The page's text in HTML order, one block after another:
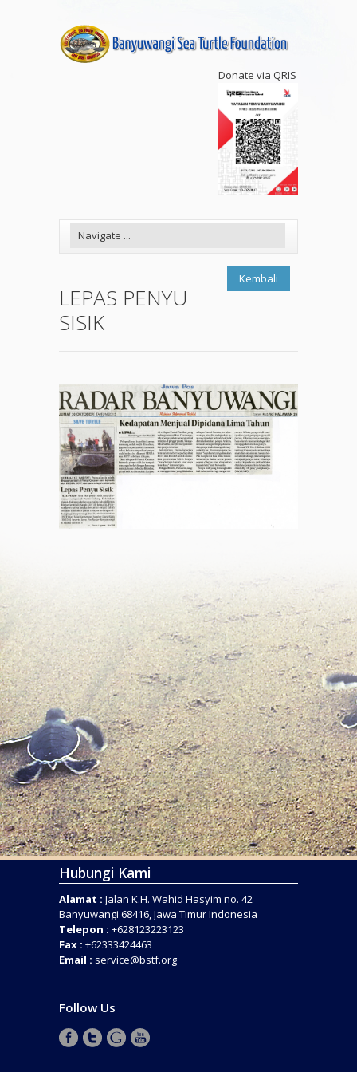
Donate via QRIS
Kembali
LEPAS PENYU
SISIK
Hubungi Kami
Alamat : Jalan K.H. Wahid Hasyim no. 42
Banyuwangi 68416, Jawa Timur Indonesia
Telepon : +628123223123
Fax : +62333424463
Email : service@bstf.org
Follow Us